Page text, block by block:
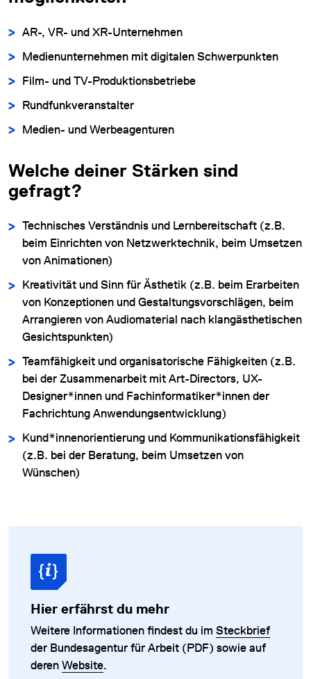
AR-, VR- und XR-Unternehmen
Medienunternehmen mit digitalen Schwerpunkten
Film- und TV-Produktionsbetriebe
Rundfunkveranstalter
Medien- und Werbeagenturen
Welche deiner Stärken sind
gefragt?
Technisches Verständnis und Lernbereitschaft (z.B.
beim Einrichten von Netzwerktechnik, beim Umsetzen
von Animationen)
Kreativität und Sinn für Ästhetik (z.B. beim Erarbeiten
von Konzeptionen und Gestaltungsvorschlägen, beim
Arrangieren von Audiomaterial nach klangästhetischen
Gesichtspunkten)
Teamfähigkeit und organisatorische Fähigkeiten (z.B.
bei der Zusammenarbeit mit Art-Directors, UX-
Designer*innen und Fachinformatiker*innen der
Fachrichtung Anwendungsentwicklung)
Kund*innenorientierung und Kommunikationsfähigkeit
(z.B. bei der Beratung, beim Umsetzen von
Wünschen)
Hier erfährst du mehr
Weitere Informationen findest du im Steckbrief
der Bundesagentur für Arbeit (PDF) sowie auf
deren Website.